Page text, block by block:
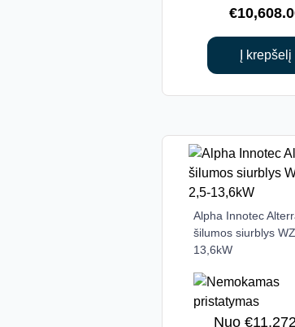
€
Į krepšelį
Alpha Innotec
šilumos siurblys
13,6kW
€
This